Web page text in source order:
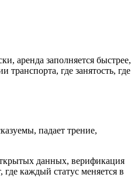
аренда заполняется быстрее,
где занятость, где
падает трение,
данных, верификация
каждый статус меняется в